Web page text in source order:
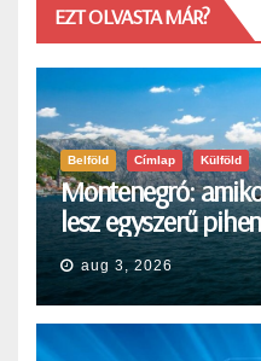
EZT OLVASTA MÁR?
Belföld Címlap Külföld
Montenegró:
lesz egyszerű
aug 3, 2026